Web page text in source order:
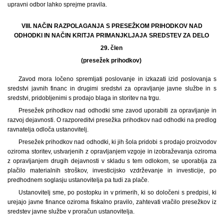
upravni odbor lahko sprejme pravila.
VIII. NAČIN RAZPOLAGANJA S PRESEŽKOM PRIHODKOV NAD
ODHODKI IN NAČIN KRITJA PRIMANJKLJAJA SREDSTEV ZA DELO
29. člen
(presežek prihodkov)
Zavod mora ločeno spremljati poslovanje in izkazati izid poslovanja s
sredstvi javnih financ in drugimi sredstvi za opravljanje javne službe in s
sredstvi, pridobljenimi s prodajo blaga in storitev na trgu.
Presežek prihodkov nad odhodki sme zavod uporabiti za opravljanje in
razvoj dejavnosti. O razporeditvi presežka prihodkov nad odhodki na predlog
ravnatelja odloča ustanovitelj.
Presežek prihodkov nad odhodki, ki jih šola pridobi s prodajo proizvodov
oziroma storitev, ustvarjenih z opravljanjem vzgoje in izobraževanja oziroma
z opravljanjem drugih dejavnosti v skladu s tem odlokom, se uporablja za
plačilo materialnih stroškov, investicijsko vzdrževanje in investicije, po
predhodnem soglasju ustanovitelja pa tudi za plače.
Ustanovitelj sme, po postopku in v primerih, ki so določeni s predpisi, ki
urejajo javne finance oziroma fiskalno pravilo, zahtevati vračilo presežkov iz
sredstev javne službe v proračun ustanovitelja.